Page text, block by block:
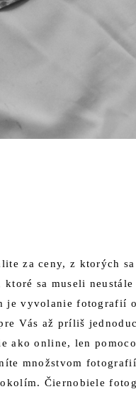
za ceny, z ktorých
sa museli
je vyvolanie fotografií
Vás až príliš
online, len
množstvom
Čiernobiele